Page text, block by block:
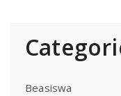
Beasiswa